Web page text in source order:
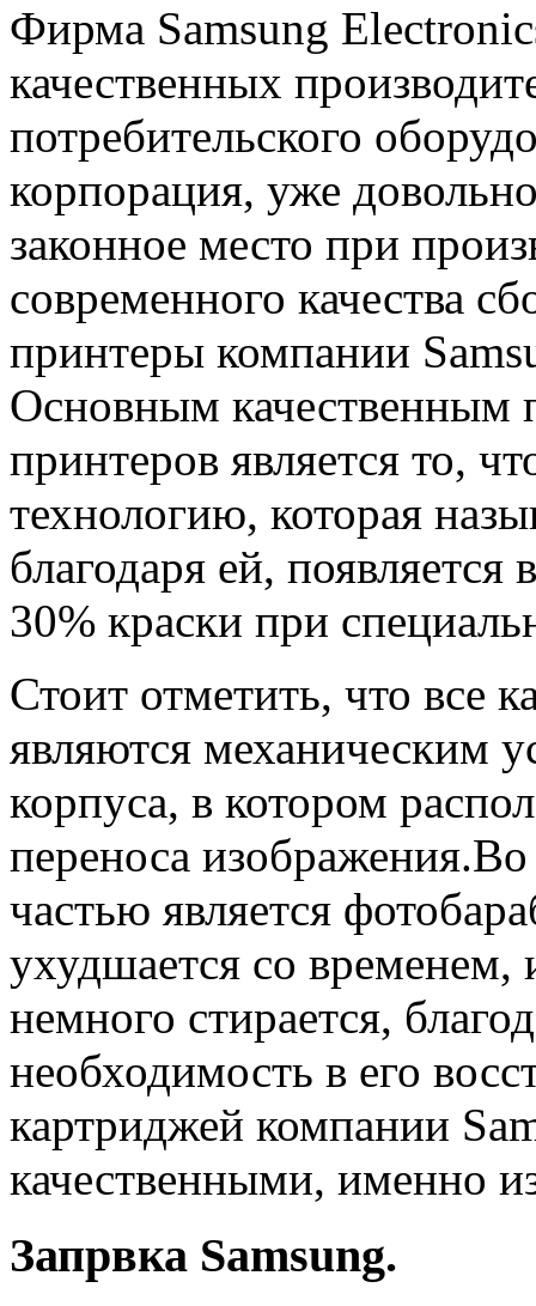
Фирма Samsung
качественных
потребительского
корпорация, уже
законное место при
современного качества
принтеры компании
Основным качественным
принтеров является то,
технологию, которая
благодаря ей,
30% краски при
Стоит отметить, что все
являются механическим
корпуса, в котором
переноса
частью является
ухудшается со временем,
немного стирается,
необходимость в его
картриджей компании
качественными, именно
Запрвка Samsung.